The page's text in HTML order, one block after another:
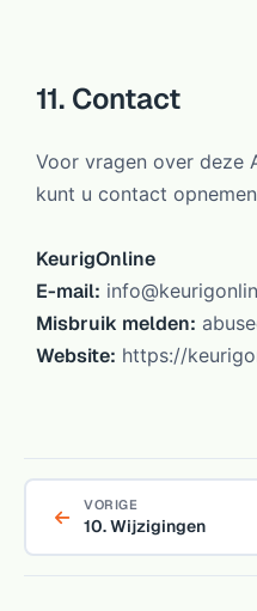
11. Contact
Voor vragen over deze
kunt u contact
KeurigOnline
E-mail:
Misbruik melden:
Website: https://
VORIGE
10. Wijzigingen